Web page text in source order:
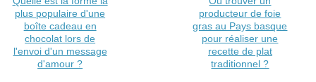
plus populaire d'une
boîte cadeau en
chocolat lors de
l'envoi d'un message
d'amour ?
producteur de foie
gras au Pays basque
pour réaliser une
recette de plat
traditionnel ?